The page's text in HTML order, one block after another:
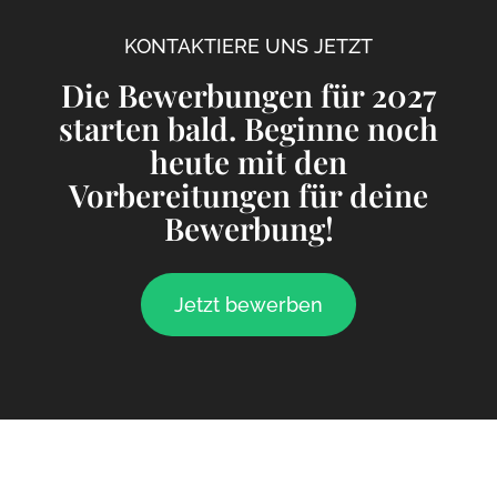
KONTAKTIERE UNS JETZT
Die Bewerbungen für 2027
starten bald. Beginne noch
heute mit den
Vorbereitungen für deine
Bewerbung!
Jetzt bewerben